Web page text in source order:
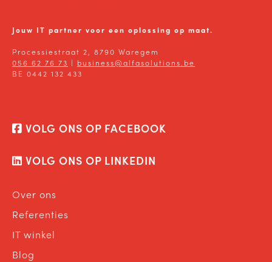
Jouw IT partner voor een oplossing op maat.
Processiestraat 2, 8790 Waregem
056 62 76 73 | business@alfasolutions.be
BE 0442 132 433
VOLG ONS OP FACEBOOK
VOLG ONS OP LINKEDIN
Over ons
Referenties
IT winkel
Blog